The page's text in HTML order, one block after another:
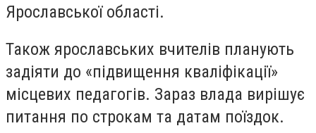
Ярославської області.
Також ярославських вчителів планують
задіяти до «підвищення кваліфікації»
місцевих педагогів. Зараз влада вирішує
питання по строкам та датам поїздок.